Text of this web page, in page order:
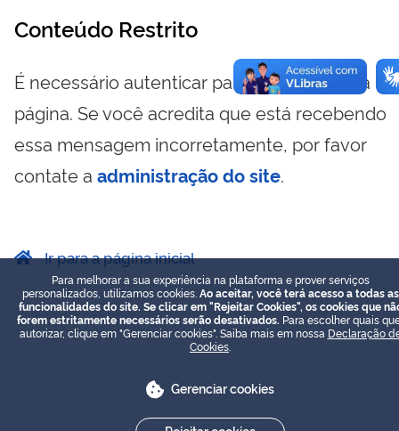
Conteúdo Restrito
É necessário autenticar para visualizar essa
página. Se você acredita que está recebendo
essa mensagem incorretamente, por favor
contate a administração do site.
Ir para a página inicial
Para melhorar a sua experiência na plataforma e prover serviços
personalizados, utilizamos cookies. Ao aceitar, você terá acesso a todas as
funcionalidades do site. Se clicar em "Rejeitar Cookies", os cookies que
forem estritamente necessários serão desativados. Para escolher quais
autorizar, clique em "Gerenciar cookies". Saiba mais em nossa Declaração
Cookies
Gerenciar cookies